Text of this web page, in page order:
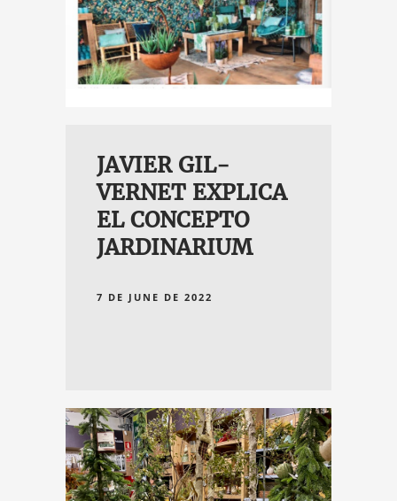
JAVIER GIL-
VERNET EXPLICA
EL CONCEPTO
JARDINARIUM
7 DE JUNE DE 2022